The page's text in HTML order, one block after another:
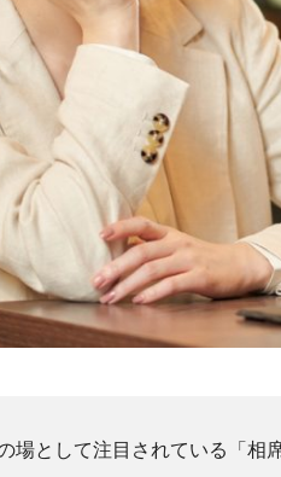
場として注目されている「相